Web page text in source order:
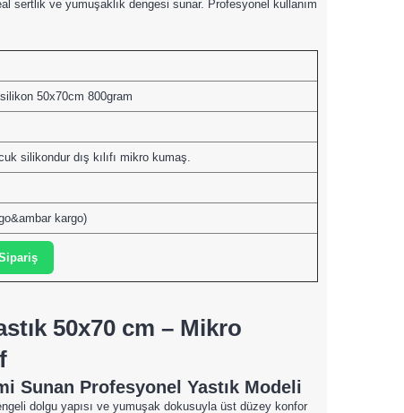
sertlik ve yumuşaklık dengesi sunar. Profesyonel kullanım
50x70cm 800gram
silikondur dış kılıfı mikro kumaş.
kargo)
50x70 cm – Mikro
Sunan Profesyonel Yastık Modeli
dolgu yapısı ve yumuşak dokusuyla üst düzey konfor